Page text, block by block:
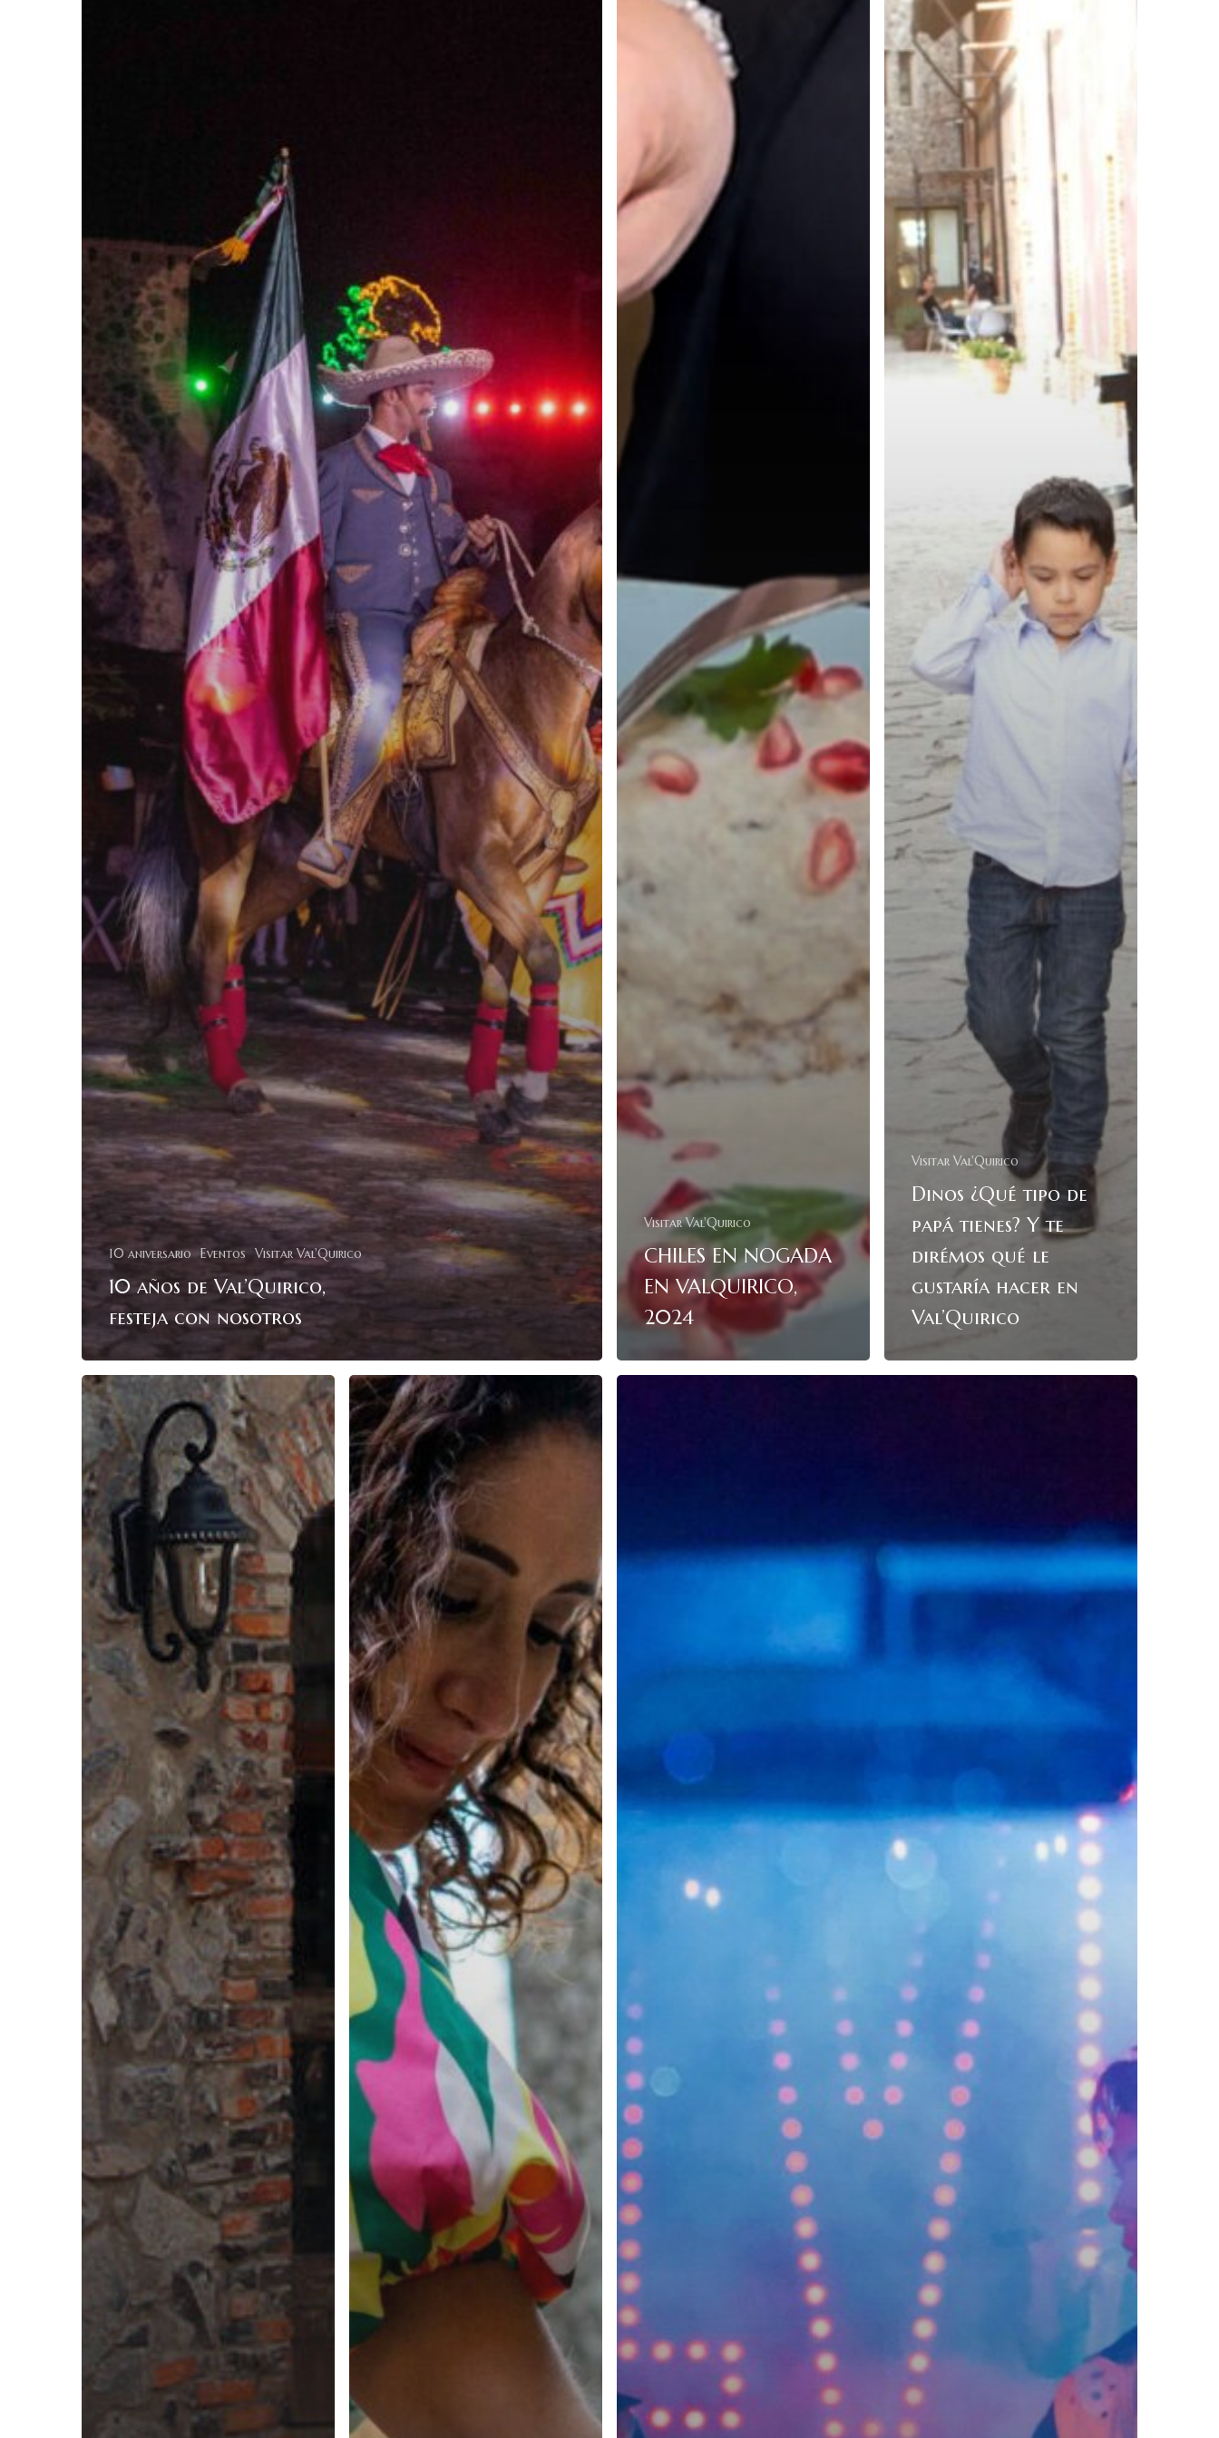
10 aniversario Eventos Visitar Val'Quirico
10 años de Val’Quirico,
festeja con nosotros
Visitar Val'Quirico
CHILES EN NOGADA
EN VALQUIRICO,
2024
Visitar Val'Quirico
Dinos ¿Qué tipo de
papá tienes? Y te
dirémos qué le
gustaría hacer en
Val’Quirico